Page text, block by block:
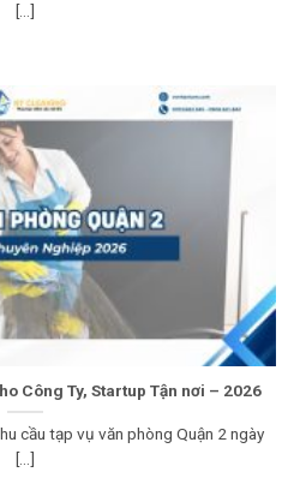
[...]
Công Ty, Startup Tận nơi – 2026
cầu tạp vụ văn phòng Quận 2 ngày
[...]